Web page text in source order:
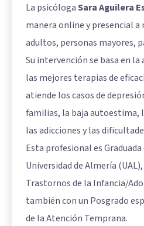
La psicólogaSara Aguilera
manera online y presencial a
adultos, personas mayores,
Su intervención se basa en
las mejores terapias de
atiende los casos de
familias, la baja autoestima,
las adicciones y las
Esta profesional es
Universidad de Almería
Trastornos de la Infancia/
también con un Posgrado
de la Atención Temprana.